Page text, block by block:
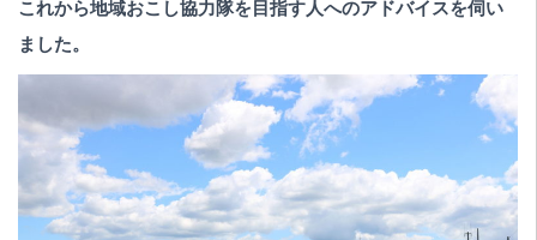
これから地域おこし協力隊を目指す人へのアドバイスを伺い
ました。